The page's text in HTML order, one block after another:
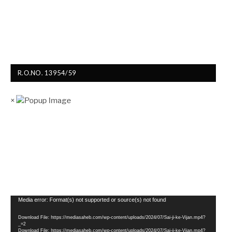
R.O.NO. 13954/59
×
Video
Media error: Format(s) not supported or source(s) not found
Download File: https://mediasaheb.com/wp-content/uploads/2024/07/Sai-ji-ke-Vijan.mp4?
_=2
Download File: https://mediasaheb.com/wp-content/uploads/2024/07/Sai-ji-ke-Vijan.mp4?